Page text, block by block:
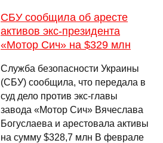
СБУ сообщила об аресте
активов экс-президента
«Мотор Сич» на $329 млн
Служба безопасности Украины
(СБУ) сообщила, что передала в
суд дело против экс-главы
завода «Мотор Сич» Вячеслава
Богуслаева и арестовала активы
на сумму $328,7 млн В феврале